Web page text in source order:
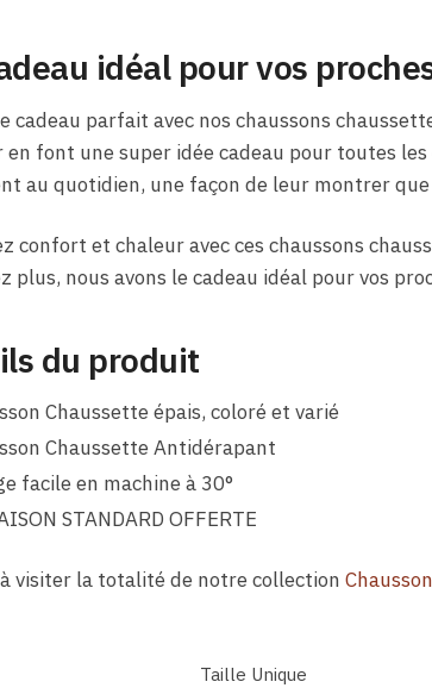
idéal pour vos
cadeau parfait avec nos chaussons
en font une super idée cadeau pour toutes
au quotidien, une façon de leur montrer que
confort et chaleur avec ces chaussons
plus, nous avons le cadeau idéal pour vos
du produit
Chaussette épais, coloré et varié
Chaussette Antidérapant
facile en machine à 30°
STANDARD OFFERTE
visiter la totalité de notre collection
Taille Unique